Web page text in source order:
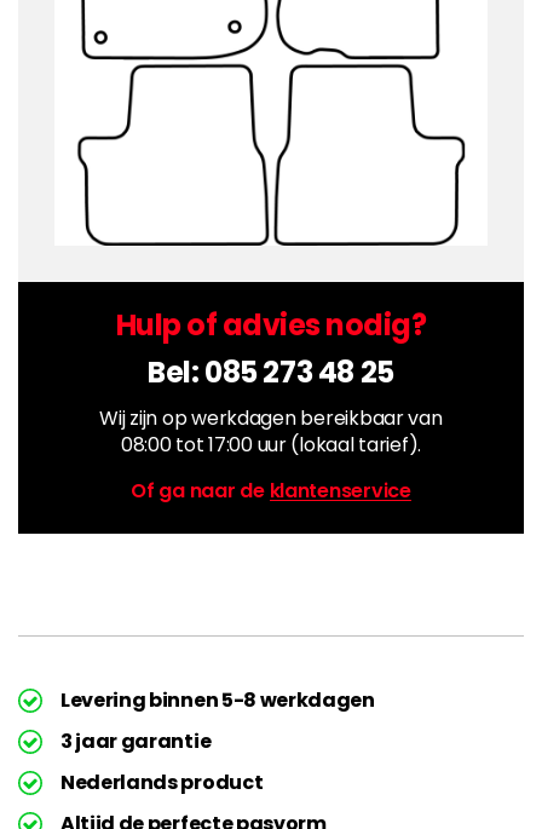
Hulp of advies nodig?
Bel:085 273 48 25
Wij zijn op werkdagen bereikbaar van
08:00 tot 17:00 uur (lokaal tarief).
Of ga naar de klantenservice
Levering binnen 5-8 werkdagen
3 jaar garantie
Nederlands product
Altijd de perfecte pasvorm